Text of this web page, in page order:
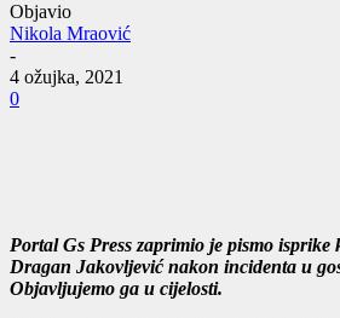
Objavio
Nikola Mraović
-
4 ožujka, 2021
0
Portal Gs Press zaprimio je pismo
Dragan Jakovljević nakon incidenta u
Objavljujemo ga u cijelosti.